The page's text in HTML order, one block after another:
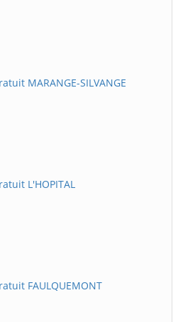
MARANGE-SILVANGE
L'HOPITAL
FAULQUEMONT